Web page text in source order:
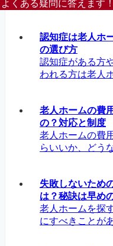
よくある疑問に答えます！
認知症は老人ホ
の選び方
認知症がある方
われる方は老人
老人ホームの費
の？対応と制度
老人ホームの費
らいいか、どう
失敗しないため
は？秘訣は早め
老人ホームを探
にすべきことが